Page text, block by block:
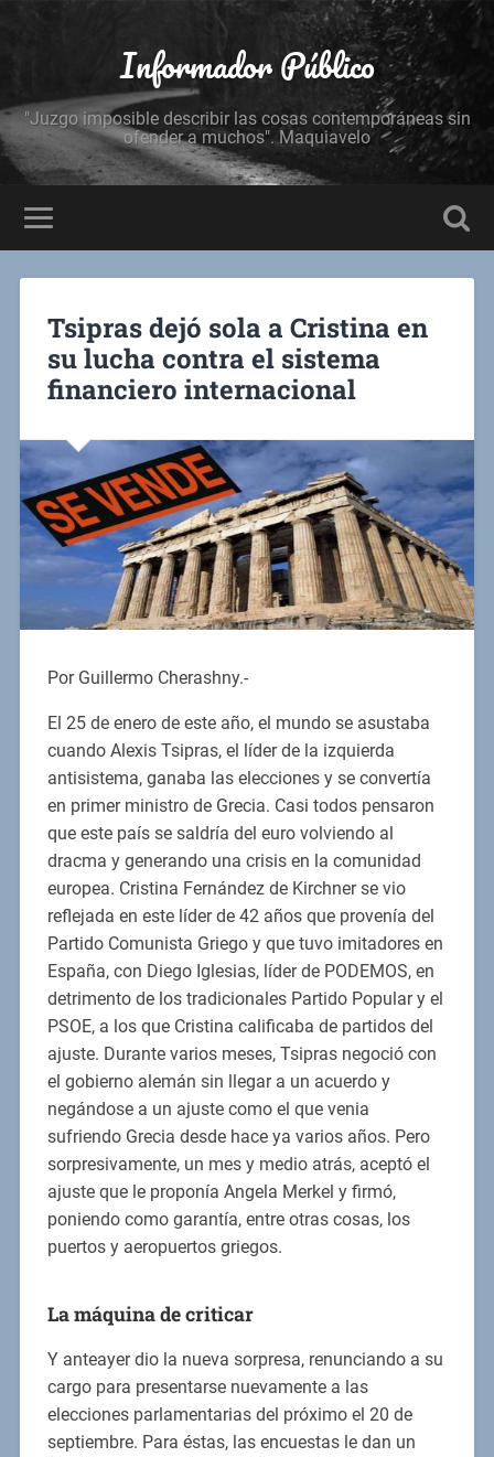
Informador Público
"Juzgo imposible describir las cosas contemporáneas sin
ofender a muchos". Maquiavelo
Tsipras dejó sola a Cristina en
su lucha contra el sistema
financiero internacional
Por Guillermo Cherashny.-
El 25 de enero de este año, el mundo se asustaba
cuando Alexis Tsipras, el líder de la izquierda
antisistema, ganaba las elecciones y se convertía
en primer ministro de Grecia. Casi todos pensaron
que este país se saldría del euro volviendo al
dracma y generando una crisis en la comunidad
europea. Cristina Fernández de Kirchner se vio
reflejada en este líder de 42 años que provenía del
Partido Comunista Griego y que tuvo imitadores en
España, con Diego Iglesias, líder de PODEMOS, en
detrimento de los tradicionales Partido Popular y el
PSOE, a los que Cristina calificaba de partidos del
ajuste. Durante varios meses, Tsipras negoció con
el gobierno alemán sin llegar a un acuerdo y
negándose a un ajuste como el que venia
sufriendo Grecia desde hace ya varios años. Pero
sorpresivamente, un mes y medio atrás, aceptó el
ajuste que le proponía Angela Merkel y firmó,
poniendo como garantía, entre otras cosas, los
puertos y aeropuertos griegos.
La máquina de criticar
Y anteayer dio la nueva sorpresa, renunciando a su
cargo para presentarse nuevamente a las
elecciones parlamentarias del próximo el 20 de
septiembre. Para éstas, las encuestas le dan un